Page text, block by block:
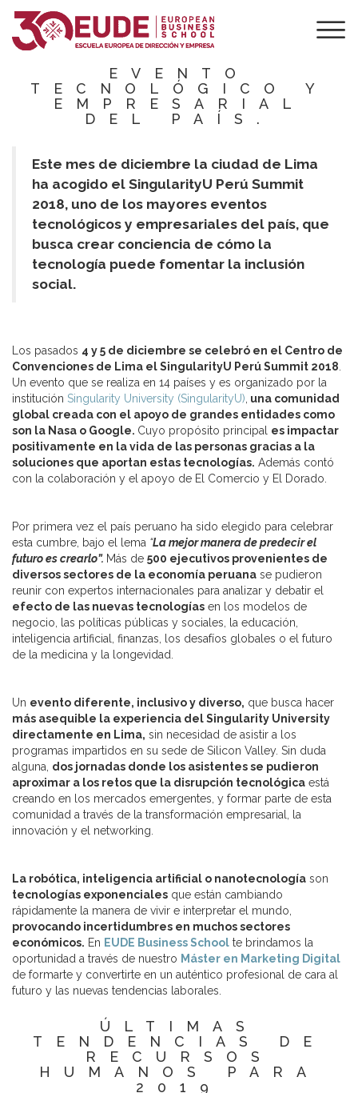
SINGULARITYU
PERÚ SUMMIT
EVENTO
TECNOLÓGICO Y
EMPRESARIAL
DEL PAÍS.
Este mes de diciembre la ciudad de Lima
ha acogido el SingularityU Perú Summit
2018, uno de los mayores eventos
tecnológicos y empresariales del país, que
busca crear conciencia de cómo la
tecnología puede fomentar la inclusión
social.
Los pasados 4 y 5 de diciembre se celebró en el Centro de
Convenciones de Lima el SingularityU Perú Summit 2018
Un evento que se realiza en 14 países y es organizado por la
institución Singularity University (SingularityU) una comunidad
global creada con el apoyo de grandes entidades como
son la Nasa o Google. Cuyo propósito principal es impactar
positivamente en la vida de las personas gracias a la
soluciones que aportan estas tecnologías. Además contó
con la colaboración y el apoyo de El Comercio y El Dorado.
Por primera vez el país peruano ha sido elegido para celebrar
esta cumbre, bajo el lema “La mejor manera de predecir el
futuro es crearlo”. Más de 500 ejecutivos provenientes de
diversos sectores de la economía peruana se pudieron
reunir con expertos internacionales para analizar y debatir el
efecto de las nuevas tecnologías en los modelos de
negocio, las políticas públicas y sociales, la educación,
inteligencia artificial, finanzas, los desafíos globales o el futuro
de la medicina y la longevidad.
Un evento diferente, inclusivo y diverso, que busca hacer
más asequible la experiencia del Singularity University
directamente en Lima, sin necesidad de asistir a los
programas impartidos en su sede de Silicon Valley. Sin duda
alguna, dos jornadas donde los asistentes se pudieron
aproximar a los retos que la disrupción tecnológica está
creando en los mercados emergentes, y formar parte de esta
comunidad a través de la transformación empresarial, la
innovación y el networking.
La robótica, inteligencia artificial o nanotecnología son
tecnologías exponenciales que están cambiando
rápidamente la manera de vivir e interpretar el mundo,
provocando incertidumbres en muchos sectores
económicos. En EUDE Business School te brindamos la
oportunidad a través de nuestro Máster en Marketing Digital
de formarte y convertirte en un auténtico profesional de cara al
futuro y las nuevas tendencias laborales.
ÚLTIMAS
TENDENCIAS DE
RECURSOS
HUMANOS PARA
2019